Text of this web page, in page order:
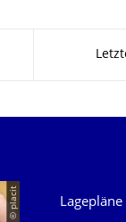
© placit Unsere
Lagepläne